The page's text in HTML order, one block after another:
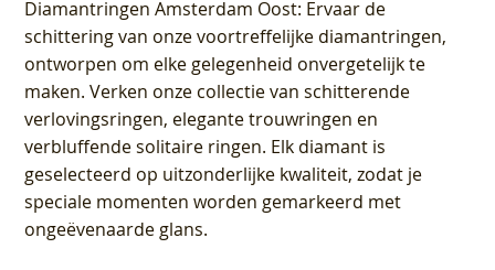
Diamantringen Amsterdam Oost: Ervaar de
schittering van onze voortreffelijke diamantringen,
ontworpen om elke gelegenheid onvergetelijk te
maken. Verken onze collectie van schitterende
verlovingsringen, elegante trouwringen en
verbluffende solitaire ringen. Elk diamant is
geselecteerd op uitzonderlijke kwaliteit, zodat je
speciale momenten worden gemarkeerd met
ongeëvenaarde glans.